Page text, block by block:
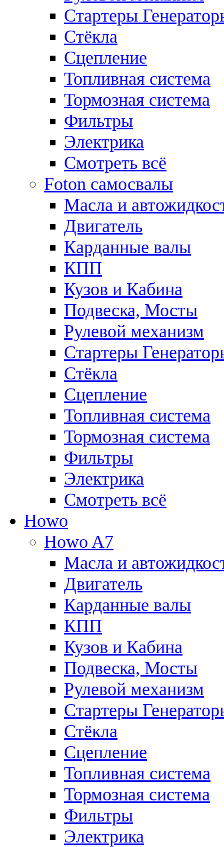
Стартеры
Стёкла
Сцепление
Топливная система
Тормозная система
Фильтры
Электрика
Смотреть всё
Foton самосвалы
Масла и
Двигатель
Карданные валы
КПП
Кузов и Кабина
Подвеска, Мосты
Рулевой механизм
Стартеры
Стёкла
Сцепление
Топливная система
Тормозная система
Фильтры
Электрика
Смотреть всё
Howo
Howo A7
Масла и
Двигатель
Карданные валы
КПП
Кузов и Кабина
Подвеска, Мосты
Рулевой механизм
Стартеры
Стёкла
Сцепление
Топливная система
Тормозная система
Фильтры
Электрика